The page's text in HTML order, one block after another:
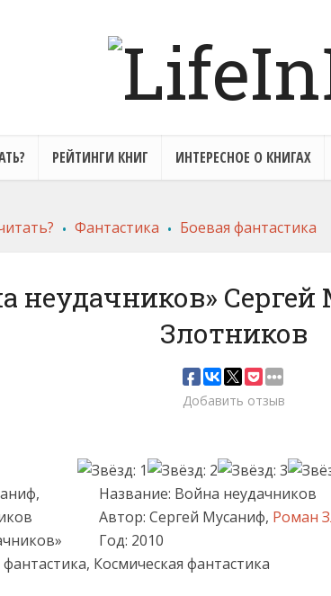
РЕЙТИНГИ КНИГ ИНТЕРЕСНОЕ О КНИГАХ
. Фантастика . Боевая фантастика
неудачников»
Злотников
Добавить отзыв
Название: Война неудачников
Автор: Сергей Мусаниф, Роман
Год: 2010
Космическая фантастика